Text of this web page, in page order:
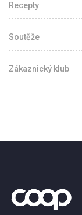
Recepty
Soutěže
Zákaznický klub